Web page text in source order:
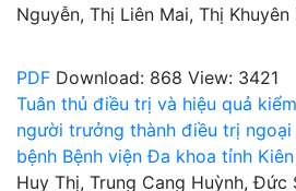
Nguyễn, Thị Liên Mai, Thị Khuyên
PDF Download: 868 View: 3421
Tuân thủ điều trị và hiệu quả
người trưởng thành điều trị ngoại
bệnh Bệnh viện Đa khoa tỉnh
Huy Thị, Trung Cang Huỳnh, Đức